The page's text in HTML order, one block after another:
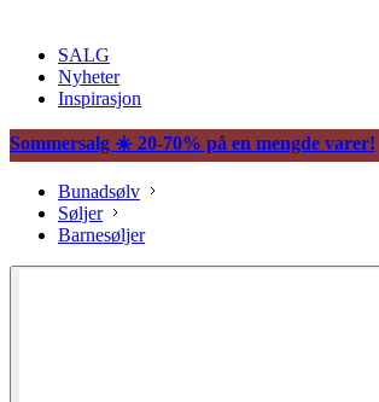
SALG
Nyheter
Inspirasjon
Sommersalg ☀️ 20-70% på en mengde varer!
Bunadsølv
Søljer
Barnesøljer